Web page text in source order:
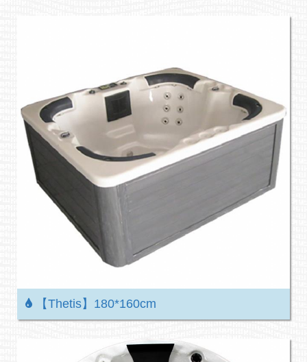
【Thetis】180*160cm